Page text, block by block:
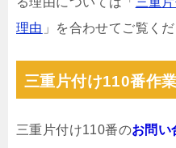
理由 」を合わせてご覧くだ
三重片付け110番作
三重片付け110番のお問い